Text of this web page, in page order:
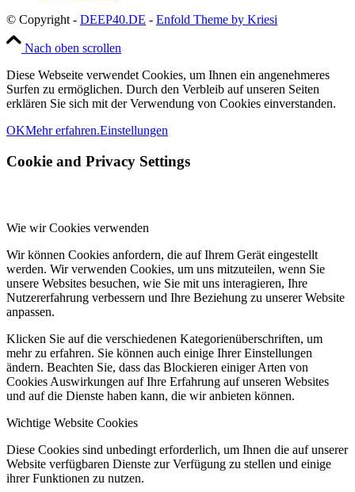
© Copyright - DEEP40.DE - Enfold Theme by Kriesi
Nach oben scrollen
Diese Webseite verwendet Cookies, um Ihnen ein angenehmeres
Surfen zu ermöglichen. Durch den Verbleib auf unseren Seiten
erklären Sie sich mit der Verwendung von Cookies einverstanden.
OKMehr erfahren.Einstellungen
Cookie and Privacy Settings
Wie wir Cookies verwenden
Wir können Cookies anfordern, die auf Ihrem Gerät eingestellt
werden. Wir verwenden Cookies, um uns mitzuteilen, wenn Sie
unsere Websites besuchen, wie Sie mit uns interagieren, Ihre
Nutzererfahrung verbessern und Ihre Beziehung zu unserer Website
anpassen.
Klicken Sie auf die verschiedenen Kategorienüberschriften, um
mehr zu erfahren. Sie können auch einige Ihrer Einstellungen
ändern. Beachten Sie, dass das Blockieren einiger Arten von
Cookies Auswirkungen auf Ihre Erfahrung auf unseren Websites
und auf die Dienste haben kann, die wir anbieten können.
Wichtige Website Cookies
Diese Cookies sind unbedingt erforderlich, um Ihnen die auf unserer
Website verfügbaren Dienste zur Verfügung zu stellen und einige
ihrer Funktionen zu nutzen.